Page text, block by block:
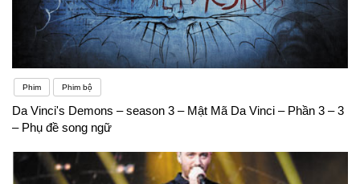
Phim Phim bộ
Da Vinci's Demons – season 3 – Mật Mã Da Vinci – Phần 3 – 3
– Phụ đề song ngữ